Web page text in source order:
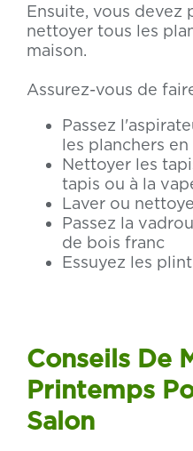
Ensuite, vous devez
nettoyer tous les
maison.
Assurez-vous de
Passez
les planchers
Nettoyer les
tapis ou à la
Laver ou
Passez la
de bois franc
Essuyez les
Conseils De
Printemps
Salon